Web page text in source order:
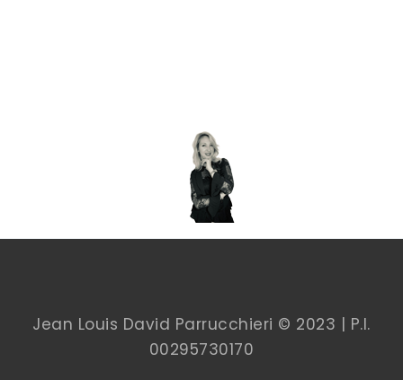
Jean Louis David Parrucchieri © 2023 | P.I.
00295730170